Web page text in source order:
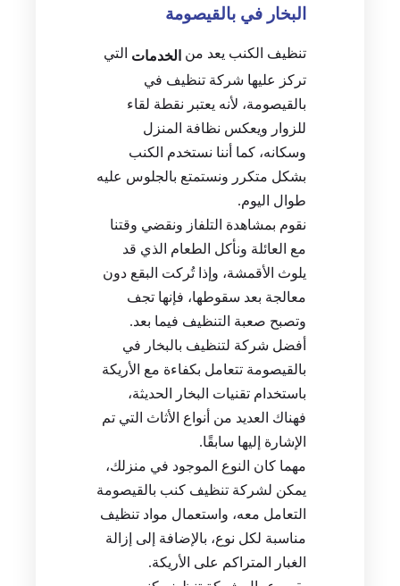
البخار في بالقيصومة
تنظيف الكنب يعد من الخدمات التي
تركز عليها شركة تنظيف في
بالقيصومة، لأنه يعتبر نقطة لقاء
للزوار ويعكس نظافة المنزل
وسكانه، كما أننا نستخدم الكنب
بشكل متكرر ونستمتع بالجلوس عليه
طوال اليوم.
نقوم بمشاهدة التلفاز ونقضي وقتنا
مع العائلة ونأكل الطعام الذي قد
يلوث الأقمشة، وإذا تُركت البقع دون
معالجة بعد سقوطها، فإنها تجف
وتصبح صعبة التنظيف فيما بعد.
أفضل شركة لتنظيف بالبخار في
بالقيصومة تتعامل بكفاءة مع الأريكة
باستخدام تقنيات البخار الحديثة،
فهناك العديد من أنواع الأثاث التي تم
الإشارة إليها سابقًا.
مهما كان النوع الموجود في منزلك،
يمكن لشركة تنظيف كنب بالقيصومة
التعامل معه، واستعمال مواد تنظيف
مناسبة لكل نوع، بالإضافة إلى إزالة
الغبار المتراكم على الأريكة.